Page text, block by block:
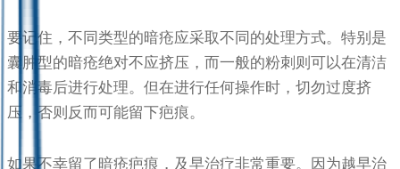
要记住，不同类型的暗疮应采取不同的处理方式。特别是
囊肿型的暗疮绝对不应挤压，而一般的粉刺则可以在清洁
和消毒后进行处理。但在进行任何操作时，切勿过度挤
压，否则反而可能留下疤痕。
如果不幸留了暗疮疤痕，及早治疗非常重要。因为越早治